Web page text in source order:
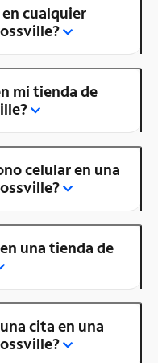
cualquier
mi tienda de
celular en una
una tienda de
cita en una